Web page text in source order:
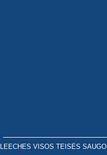
VISOS TEISĖS